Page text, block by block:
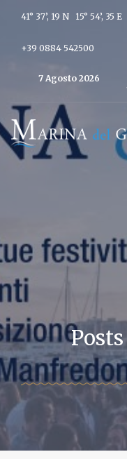
41° 37’, 19 N 15° 54’, 35 E
+39 0884 542500
7 Agosto 2026